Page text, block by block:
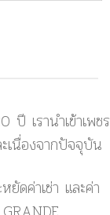
ปี เรานำเข้าเพชร
เนื่องจากปัจจุบัน
ดค่าเช่า และค่า